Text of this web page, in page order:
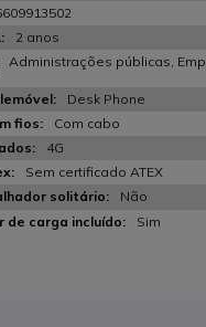
2 anos
Administrações públicas,
Desk Phone
Com cabo
4G
Sem certificado ATEX
Não
Sim